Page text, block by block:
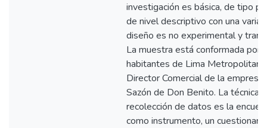
investigación es básica, de tipo
de nivel descriptivo con una
diseño es no experimental y
La muestra está conformada por
habitantes de Lima
Director Comercial de la empresa
Sazón de Don Benito. La técnica
recolección de datos es la
como instrumento, un cuestionario